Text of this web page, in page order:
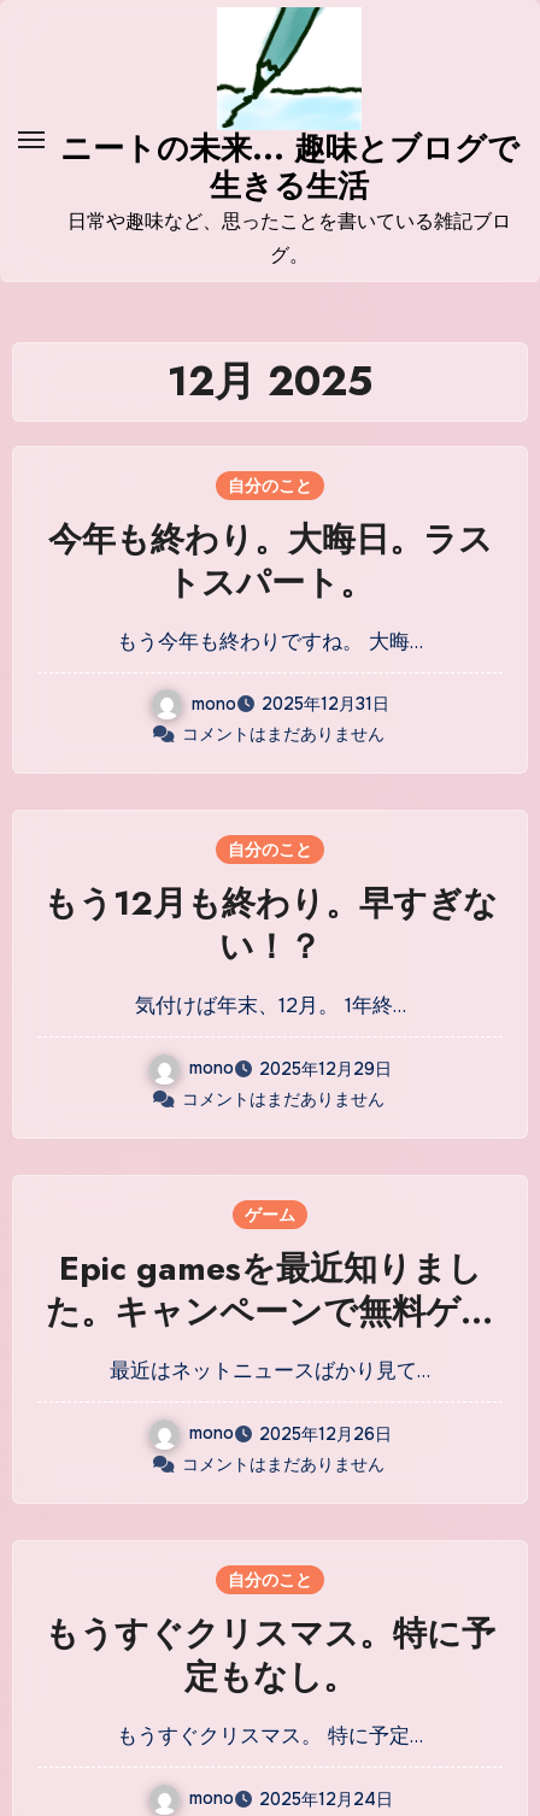
ッ
ニートの未来... 趣味とブログで
生きる生活
日常や趣味など、思ったことを書いている雑記ブロ
グ。
12月 2025
自分のこと
今年も終わり。大晦日。ラス
トスパート。
もう今年も終わりですね。 大晦…
mono
2025年12月31日
コメントはまだありません
自分のこと
もう12月も終わり。早すぎな
い！？
気付けば年末、12月。 1年終…
mono
2025年12月29日
コメントはまだありません
ゲーム
Epic gamesを最近知りまし
た。キャンペーンで無料ゲー
ム配布。
最近はネットニュースばかり見て…
mono
2025年12月26日
コメントはまだありません
自分のこと
もうすぐクリスマス。特に予
定もなし。
もうすぐクリスマス。 特に予定…
mono
2025年12月24日